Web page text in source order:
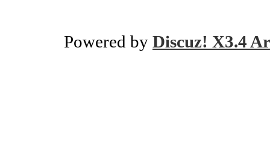
Powered by Discuz! X3.4